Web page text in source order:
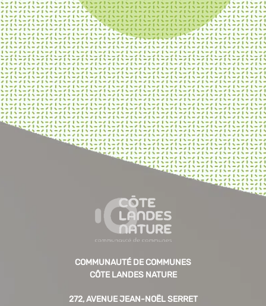
COMMUNAUTÉ DE COMMUNES
CÔTE LANDES NATURE
272, AVENUE JEAN-NOËL SERRET